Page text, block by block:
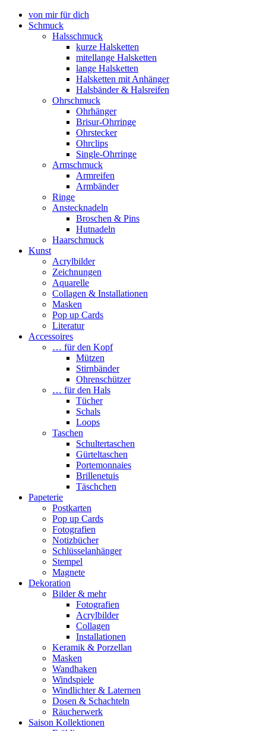
von mir für dich
Schmuck
Halsschmuck
kurze Halsketten
mitellange Halsketten
lange Halsketten
Halsketten mit Anhänger
Halsbänder & Halsreifen
Ohrschmuck
Ohrhänger
Brisur-Ohrringe
Ohrstecker
Ohrclips
Single-Ohrringe
Armschmuck
Armreifen
Armbänder
Ringe
Anstecknadeln
Broschen & Pins
Hutnadeln
Haarschmuck
Kunst
Acrylbilder
Zeichnungen
Aquarelle
Collagen & Installationen
Masken
Pop up Cards
Literatur
Accessoires
… für den Kopf
Mützen
Stirnbänder
Ohrenschützer
… für den Hals
Tücher
Schals
Loops
Taschen
Schultertaschen
Gürteltaschen
Portemonnaies
Brillenetuis
Täschchen
Papeterie
Postkarten
Pop up Cards
Fotografien
Notizbücher
Schlüsselanhänger
Stempel
Magnete
Dekoration
Bilder & mehr
Fotografien
Acrylbilder
Collagen
Installationen
Keramik & Porzellan
Masken
Wandhaken
Windspiele
Windlichter & Laternen
Dosen & Schachteln
Räucherwerk
Saison Kollektionen